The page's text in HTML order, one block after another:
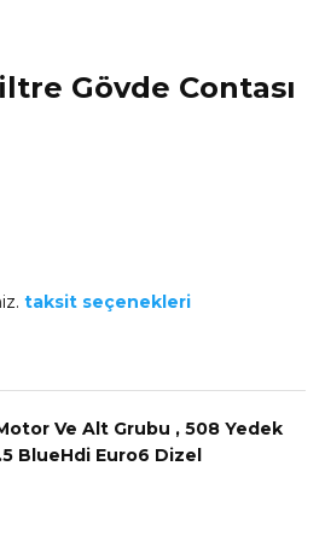
Gövde Contası
taksit seçenekleri
Ve Alt Grubu , 508 Yedek
BlueHdi Euro6 Dizel